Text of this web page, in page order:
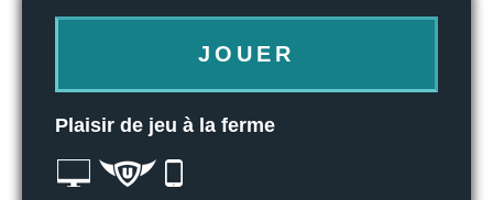
JOUER
Plaisir de jeu à la ferme